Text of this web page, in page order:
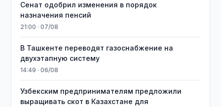
Сенат одобрил изменения в порядок
назначения пенсий
21:00 · 07/08
В Ташкенте переводят газоснабжение на
двухэтапную систему
14:49 · 06/08
Узбекским предпринимателям предложили
выращивать скот в Казахстане для